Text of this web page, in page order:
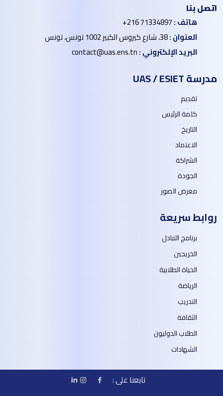
اتصل بنا
هاتف :+216 71334897
العنوان :
البريد الإلكتروني :
مدرسة UAS / ESIET
تقديم
كلمة الرئيس
التاريخ
الاعتماد
الشراكة
الجودة
معرض الصور
روابط سريعة
برنامج التبادل
الخريجين
الحياة الطلابية
الرياضة
التدريب
الثقافة
الطلاب الدوليون
الشهادات
تابعنا على :